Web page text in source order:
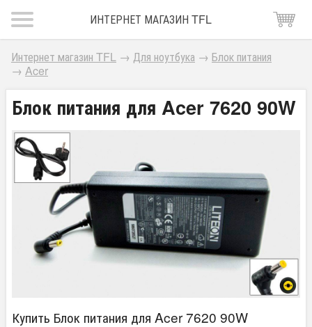
ИНТЕРНЕТ МАГАЗИН TFL
Интернет магазин TFL → Для ноутбука → Блок питания
→ Acer
Блок питания для Acer 7620 90W
Купить Блок питания для Acer 7620 90W